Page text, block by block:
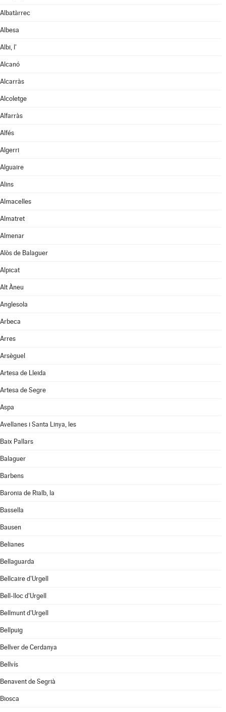
Albatàrrec
Albesa
Albi, l'
Alcanó
Alcarràs
Alcoletge
Alfarràs
Alfés
Algerri
Alguaire
Alins
Almacelles
Almatret
Almenar
Alòs de Balaguer
Alpicat
Alt Àneu
Anglesola
Arbeca
Arres
Arsèguel
Artesa de Lleida
Artesa de Segre
Aspa
Avellanes i Santa Linya, les
Baix Pallars
Balaguer
Barbens
Baronia de Rialb, la
Bassella
Bausen
Belianes
Bellaguarda
Bellcaire d'Urgell
Bell-lloc d'Urgell
Bellmunt d'Urgell
Bellpuig
Bellver de Cerdanya
Bellvís
Benavent de Segrià
Biosca